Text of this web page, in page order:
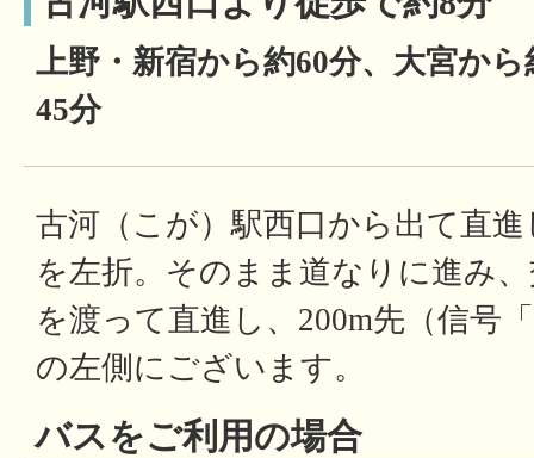
上野・新宿から約60分、大宮か
45分
古河（こが）駅西口から出て直
を左折。そのまま道なりに進み
を渡って直進し、200m先（信号
の左側にございます。
バスをご利用の場合